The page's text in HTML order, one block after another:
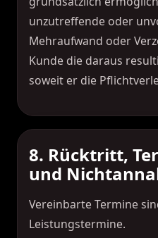
unzutreffende oder
Mehraufwand oder
Kunde die daraus
soweit er die
8. Rücktritt,
und
Vereinbarte Termine
Leistungstermine.